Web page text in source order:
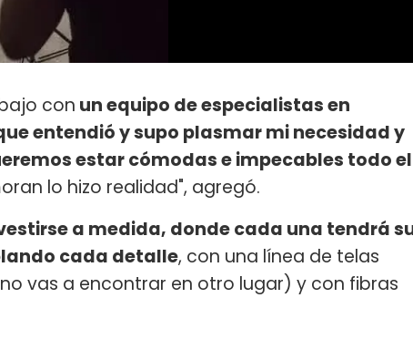
con un equipo de especialistas en
entendió y supo plasmar mi necesidad y
estar cómodas e impecables todo el
lo hizo realidad", agregó.
a medida, donde cada una tendrá
cada detalle, con una línea de telas
vas a encontrar en otro lugar) y con fibras